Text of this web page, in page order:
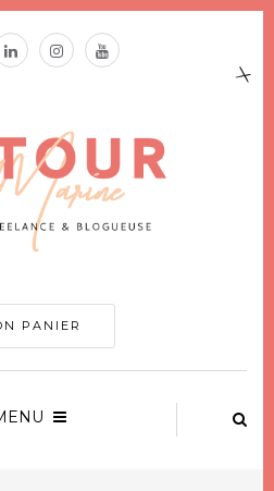
PANIER